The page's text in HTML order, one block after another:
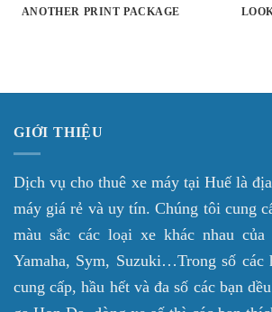
ANOTHER PRINT PACKAGE
GIỚI THIỆU
Dịch vụ cho thuê xe máy tại Huế là
máy giá rẻ và uy tín. Chúng tôi cung
màu sắc các loại xe khác nhau của
Yamaha, Sym, Suzuki…Trong số các
cung cấp, hầu hết và đa số các bạn